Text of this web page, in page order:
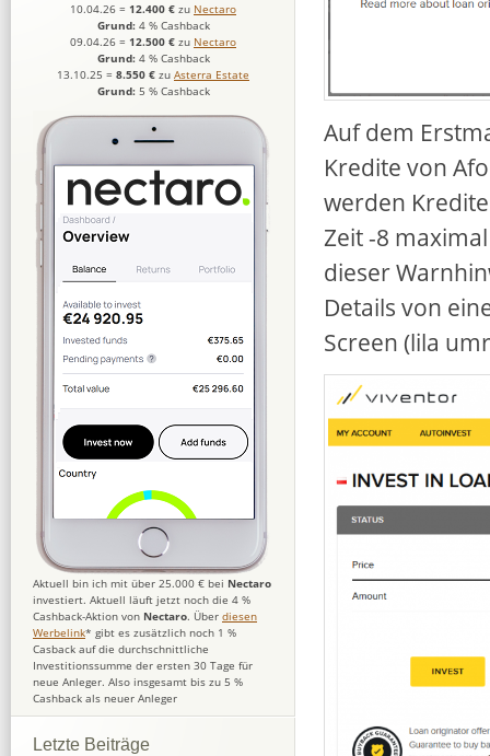
Auf dem
Kredite von
werden
Zeit -8
dieser
Details von
Screen (lila
10.04.26 = 12.400 € zu Nectaro
Grund: 4 % Cashback
09.04.26 = 12.500 € zu Nectaro
Grund: 4 % Cashback
13.10.25 = 8.550 € zu Asterra Estate
Grund: 5 % Cashback
Aktuell bin ich mit über 25.000 € bei Nectaro
investiert. Aktuell läuft jetzt noch die 4 %
Cashback-Aktion von Nectaro. Über diesen
Werbelink* gibt es zusätzlich noch 1 %
Casback auf die durchschnittliche
Investitionssumme der ersten 30 Tage für
neue Anleger. Also insgesamt bis zu 5 %
Cashback als neuer Anleger
Letzte Beiträge